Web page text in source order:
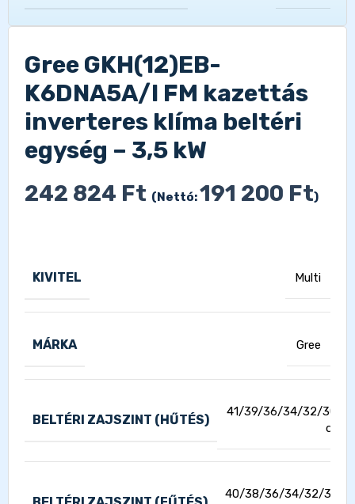
Gree GKH(12)EB-
K6DNA5A/I FM kazettás
inverteres klíma beltéri
egység – 3,5 kW
242 824 Ft (Nettó:191 200 Ft)
KIVITEL Multi
MÁRKA Gree
BELTÉRI ZAJSZINT (HŰTÉS)
41/39/36/34/32/30/
40/38/36/34/32/30/